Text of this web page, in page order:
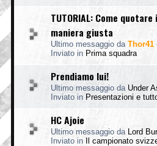
TUTORIAL: Come
maniera giusta
Ultimo messaggio da Thor41
Inviato in Prima squadra
Prendiamo lui!
Ultimo messaggio da Under
Inviato in Presentazioni e
HC Ajoie
Ultimo messaggio da Lord
Inviato in
Il campionato